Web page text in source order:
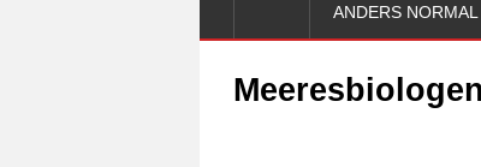
ANDERS NORMAL